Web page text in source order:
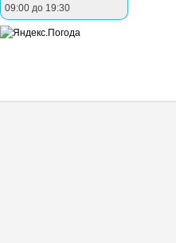
09:00 до 19:30